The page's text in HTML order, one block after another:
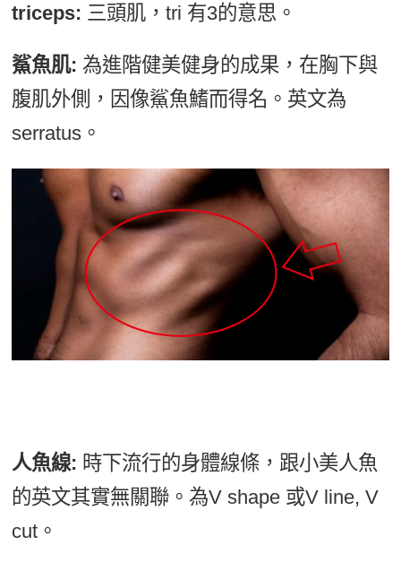
triceps: 三頭肌，tri 有3的意思。
鯊魚肌:為進階健美健身的成果，在胸下與
腹肌外側，因像鯊魚鰭而得名。英文為
serratus。
人魚線: 時下流行的身體線條，跟小美人魚
的英文其實無關聯。為V shape 或V line, V
cut。